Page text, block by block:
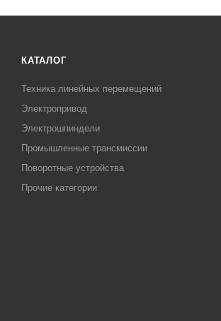
КАТАЛОГ
Техника линейных перемещений
Электропривод
Электрошпиндели
Промышленные трансмиссии
Поворотные устройства
Прочие категории